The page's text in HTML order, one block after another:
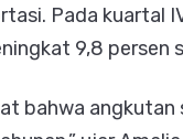
Pada kuartal
9,8 persen
bahwa